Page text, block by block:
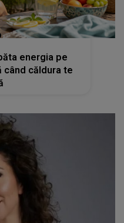
energia pe
când căldura te